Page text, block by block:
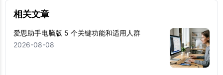
相关文章
爱思助手电脑版 5 个关键功能和适用人群
2026-08-08